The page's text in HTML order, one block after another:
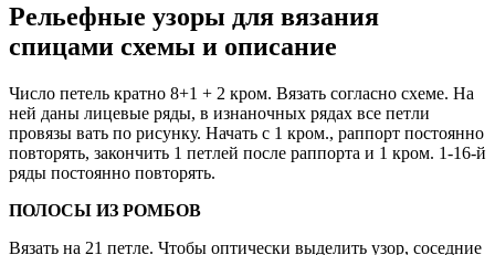
Рельефные узоры для вязания
спицами схемы и описание
Число петель кратно 8+1 + 2 кром. Вязать согласно схеме. На
ней даны лицевые ряды, в изнаночных рядах все петли
провязы вать по рисунку. Начать с 1 кром., раппорт постоянно
повторять, закончить 1 петлей после раппорта и 1 кром. 1-16-й
ряды постоянно повторять.
ПОЛОСЫ ИЗ РОМБОВ
Вязать на 21 петле. Чтобы оптически выделить узор, соседние